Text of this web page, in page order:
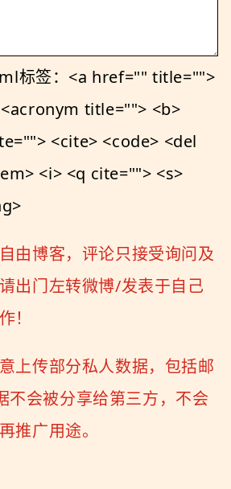
标签：<a href="" title="">
title=""> <b>
<cite> <code> <del
<i> <q cite=""> <s>
由博客，评论只接受询问及
出门左转微博/发表于自己
！
上传部分私人数据，包括邮
不会被分享给第三方，不会
推广用途。